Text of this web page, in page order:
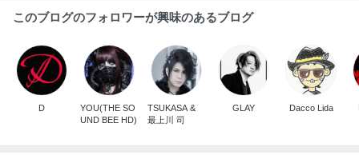
このブログのフォロワーが興味のあるブログ
D
YOU(THE SO
UND BEE HD)
TSUKASA &
最上川 司
GLAY Dacco Lida